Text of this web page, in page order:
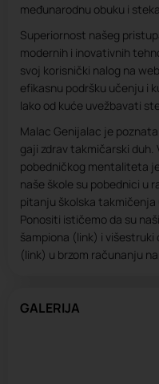
međunarodnu obuku i
Superiornost našeg
modernih i inovativnih
svoj korisnički nalog na
efikasnu podršku učenju i
lako od kuće uvežbavati
Malac Genijalac je
gaji zdrav takmičarski
pobedničkog mentaliteta
naše škole su pobednici u
pitanju školska
Ponositi ističemo da su
šampiona (link) i
(link) u brzom računanju
GALERIJA